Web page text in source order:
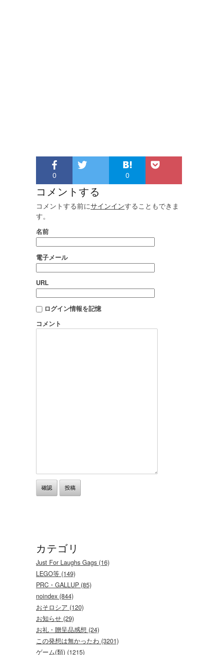
0 0
コメントする
コメントする前にサインインすることもできま
す。
名前
電子メール
URL
ログイン情報を記憶
コメント
カテゴリ
Just For Laughs Gags (16)
LEGO等 (149)
PRC・GALLUP (85)
noindex (844)
おそロシア (120)
お知らせ (29)
お礼・贈呈品感想 (24)
この発想は無かったわ (3201)
ゲーム(類) (1215)